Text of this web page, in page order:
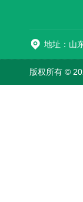
地址：山
版权所有 ©